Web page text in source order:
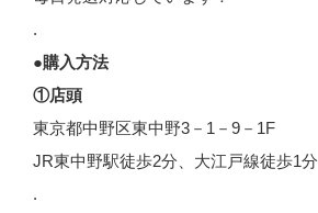
.
●購入方法
①店頭
東京都中野区東中野3－1－9－1F
JR東中野駅徒歩2分、大江戸線徒歩1分
.